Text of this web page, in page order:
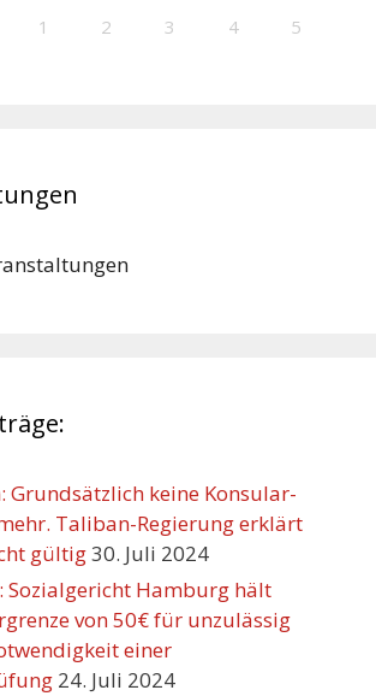
1 2 3 4 5
Grundsätzlich keine Konsular-
Taliban-Regierung erklärt
gültig30. Juli 2024
Sozialgericht Hamburg hält
von 50€ für unzulässig
einer
24. Juli 2024